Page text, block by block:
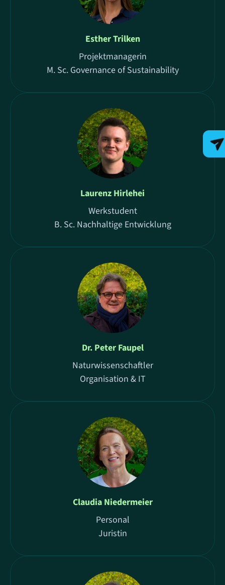
Esther Trilken
Projektmanagerin
M. Sc. Governance of Sustainability
Laurenz Hirlehei
Werkstudent
B. Sc. Nachhaltige Entwicklung
Dr. Peter Faupel
Naturwissenschaftler
Organisation & IT
Claudia Niedermeier
Personal
Juristin